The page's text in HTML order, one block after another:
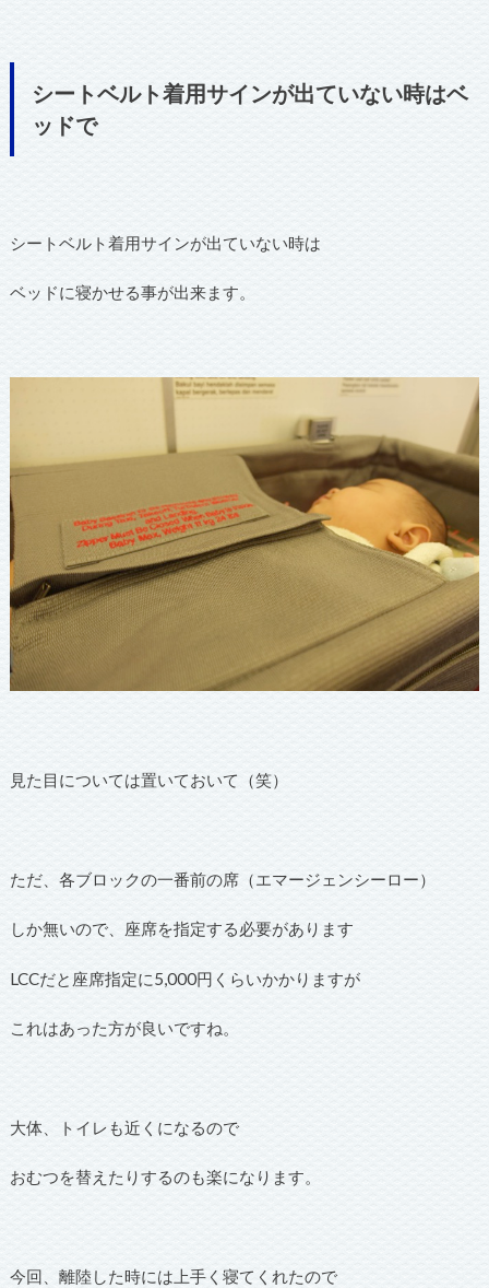
シートベルト着用サインが出ていない時はベ
ッドで
シートベルト着用サインが出ていない時は
ベッドに寝かせる事が出来ます。
見た目については置いておいて（笑）
ただ、各ブロックの一番前の席（エマージェンシーロー）
しか無いので、座席を指定する必要があります
LCCだと座席指定に5,000円くらいかかりますが
これはあった方が良いですね。
大体、トイレも近くになるので
おむつを替えたりするのも楽になります。
今回、離陸した時には上手く寝てくれたので